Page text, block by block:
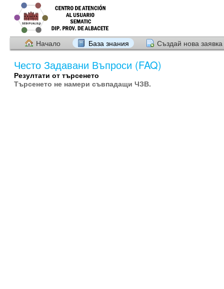
Начало База знания Създай нова заявка
Често Задавани Въпроси (FAQ)
Резултати от търсенето
Търсенето не намери съвпадащи ЧЗВ.